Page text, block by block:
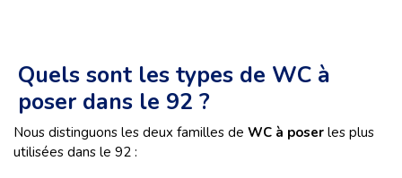
Quels sont les types de WC à
poser dans le 92 ?
Nous distinguons les deux familles de WC à poser les plus
utilisées dans le 92 :